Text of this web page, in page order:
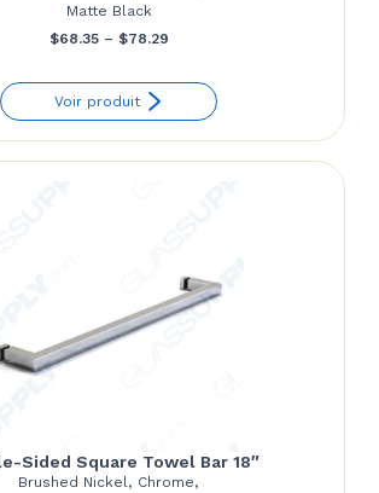
Matte Black
$68.35 – $78.29Price
$68.35
through
Voir produit
Sided Square Towel Bar 18″
Brushed Nickel, Chrome,